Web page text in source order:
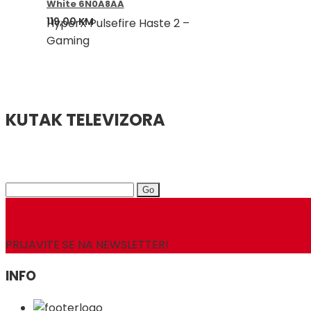
White 6N0A8AA
119,00KM
HyperX Pulsefire Haste 2 –
Gaming
KUTAK TELEVIZORA
Search
PRIJAVITE SE NA NEWSLETTER!
INFO